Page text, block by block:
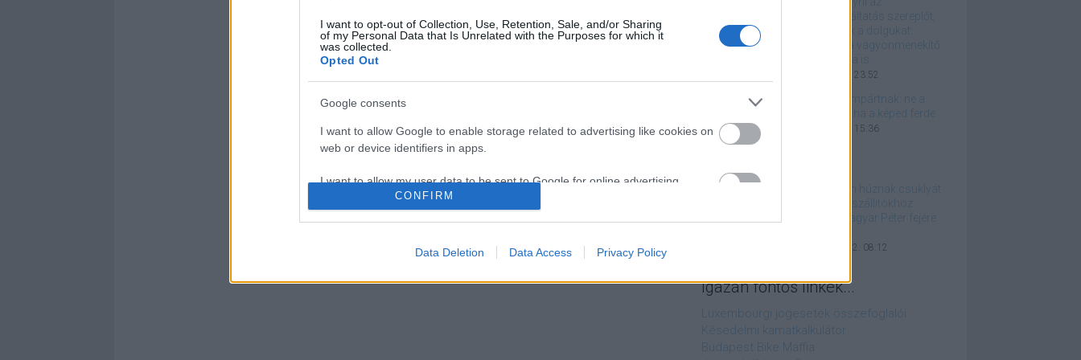
I want to opt-out of Collection, Use, Retention, Sale, and/or Sharing
of my Personal Data that Is Unrelated with the Purposes for which it
was collected.
Opted Out
Google consents
I want to allow Google to enable storage related to advertising like cookies on
web or device identifiers in apps.
I want to allow my user data to be sent to Google for online advertising
web or device identifiers in apps.
I want to allow Google to enable storage related to functionality of the website
CONFIRM
Data Deletion Data Access Privacy Policy
igazságszolgáltatás szereplőt,
hogy tehessék a dolgukat:
csapjanak le a vagyonmenekítő
NER-lovagokra is
2026. április 28. 23:52
Üzenet az állampártnak: ne a
tükröt átkozd, ha a képed ferde
2026. április 05. 15:36
Remélem, nem húznak csuklyát
az ukrán pénzszállítókhoz
hasonlóan Magyar Péter fejére
2026. március 22. 08:12
Igazán fontos linkek...
Luxembourgi jogesetek összefoglalói
Késedelmi kamatkalkulátor
Budapest Bike Maffia